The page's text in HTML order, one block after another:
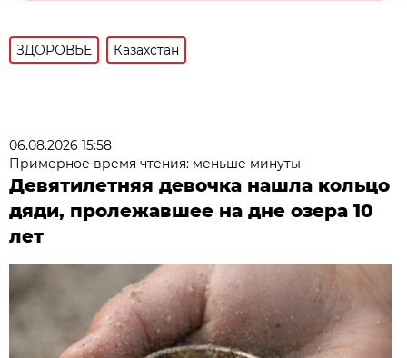
ЗДОРОВЬЕ Казахстан
06.08.2026 15:58
Примерное время чтения: меньше минуты
Девятилетняя девочка нашла кольцо
дяди, пролежавшее на дне озера 10
лет